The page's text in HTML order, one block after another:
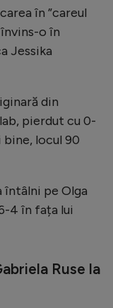
în ”careul
o în
Jessika
din
pierdut cu 0-
bine, locul 90
întâlni pe Olga
4 în fața lui
Ruse la